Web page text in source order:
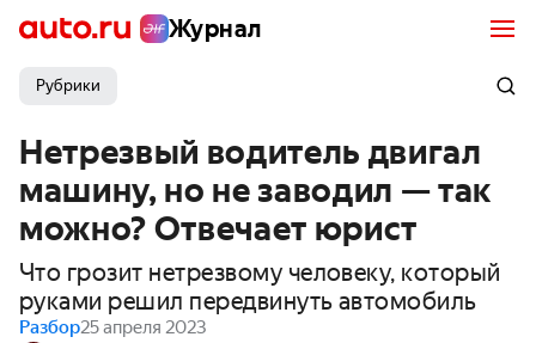
Журнал
Рубрики
Нетрезвый водитель двигал
машину, но не заводил — так
можно? Отвечает юрист
Что грозит нетрезвому человеку, который
руками решил передвинуть автомобиль
Разбор25 апреля 2023